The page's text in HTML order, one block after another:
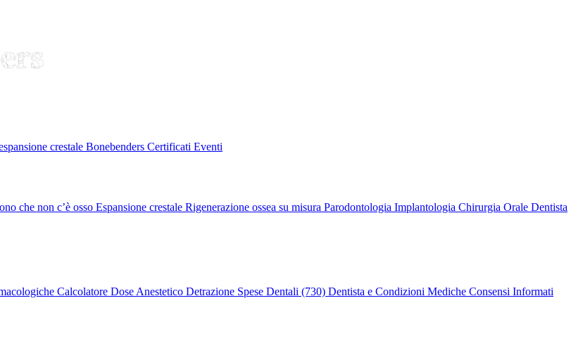
crestale Bonebenders Certificati Eventi
che non c’è osso Espansione crestale Rigenerazione ossea su misura Parodontologia Implantologia Chirurgia Orale Dentista
Calcolatore Dose Anestetico Detrazione Spese Dentali (730) Dentista e Condizioni Mediche Consensi Informati